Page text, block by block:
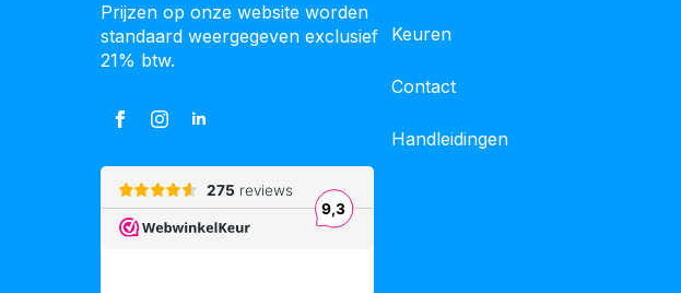
Prijzen op onze website worden
standaard weergegeven exclusief
21% btw.
Keuren
Contact
Handleidingen